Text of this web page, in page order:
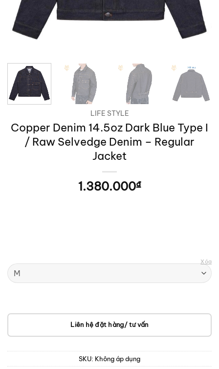
LIFE STYLE
Copper Denim 14.5oz Dark Blue Type I
/ Raw Selvedge Denim – Regular
Jacket
1.380.000₫
Xóa
Liên hệ đặt hàng/ tư vấn
SKU: Không áp dụng